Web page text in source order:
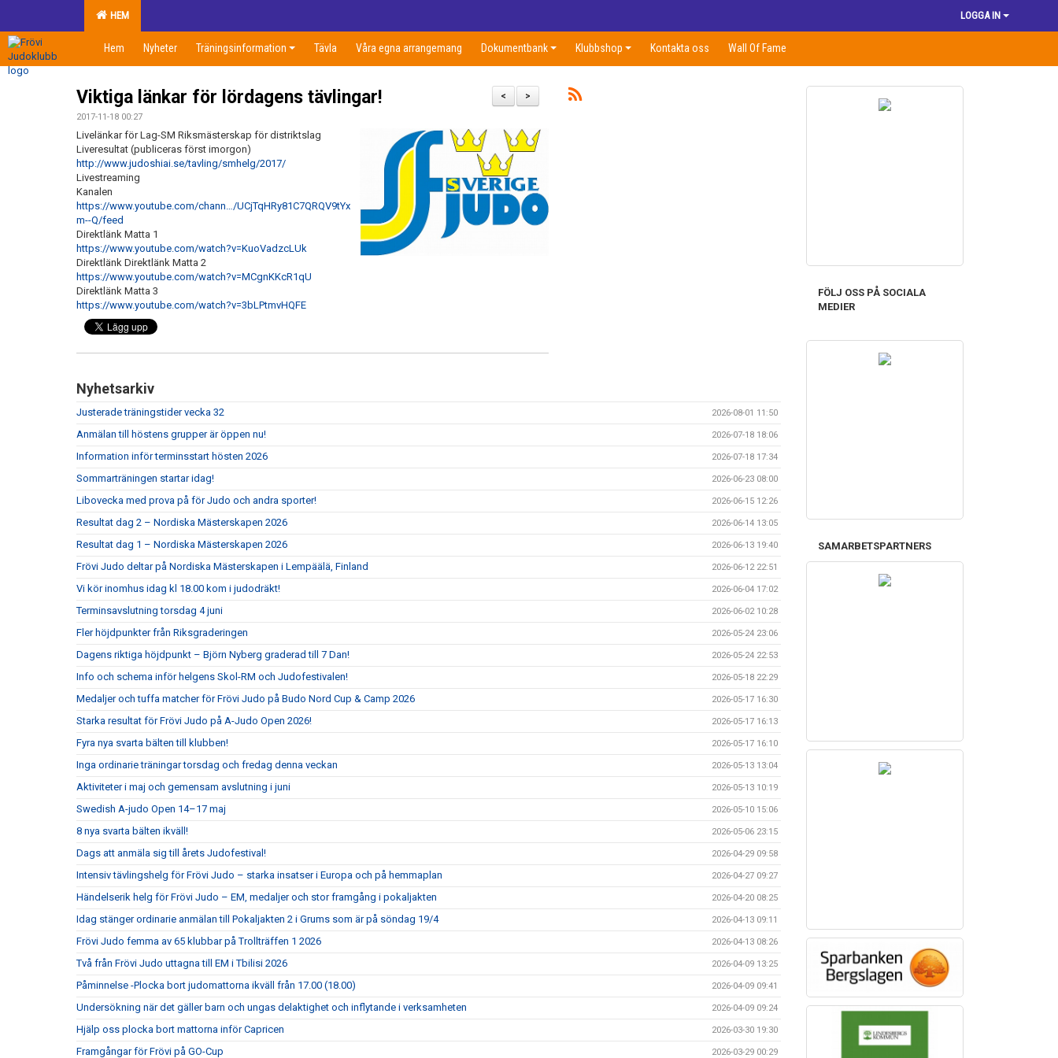
HEM LOGGA IN
Hem Nyheter Träningsinformation Tävla Våra egna arrangemang Dokumentbank Klubbshop Kontakta oss Wall Of Fame
>
<
Viktiga länkar för lördagens tävlingar!
2017-11-18 00:27
Livelänkar för Lag-SM Riksmästerskap för distriktslag
Liveresultat (publiceras först imorgon)
http://www.judoshiai.se/tavling/smhelg/2017/
Livestreaming
Kanalen
https://www.youtube.com/chann…/UCjTqHRy81C7QRQV9tYx
m--Q/feed
Direktlänk Matta 1
https://www.youtube.com/watch?v=KuoVadzcLUk
Direktlänk Direktlänk Matta 2
https://www.youtube.com/watch?v=MCgnKKcR1qU
Direktlänk Matta 3
https://www.youtube.com/watch?v=3bLPtmvHQFE
Nyhetsarkiv
Justerade träningstider vecka 32 2026-08-01 11:50
Anmälan till höstens grupper är öppen nu! 2026-07-18 18:06
Information inför terminsstart hösten 2026 2026-07-18 17:34
Sommarträningen startar idag! 2026-06-23 08:00
Libovecka med prova på för Judo och andra sporter! 2026-06-15 12:26
Resultat dag 2 – Nordiska Mästerskapen 2026 2026-06-14 13:05
Resultat dag 1 – Nordiska Mästerskapen 2026 2026-06-13 19:40
Frövi Judo deltar på Nordiska Mästerskapen i Lempäälä, Finland 2026-06-12 22:51
Vi kör inomhus idag kl 18.00 kom i judodräkt! 2026-06-04 17:02
Terminsavslutning torsdag 4 juni 2026-06-02 10:28
Fler höjdpunkter från Riksgraderingen 2026-05-24 23:06
Dagens riktiga höjdpunkt – Björn Nyberg graderad till 7 Dan! 2026-05-24 22:53
Info och schema inför helgens Skol-RM och Judofestivalen! 2026-05-18 22:29
Medaljer och tuffa matcher för Frövi Judo på Budo Nord Cup & Camp 2026 2026-05-17 16:30
Starka resultat för Frövi Judo på A-Judo Open 2026! 2026-05-17 16:13
Fyra nya svarta bälten till klubben! 2026-05-17 16:10
Inga ordinarie träningar torsdag och fredag denna veckan 2026-05-13 13:04
Aktiviteter i maj och gemensam avslutning i juni 2026-05-13 10:19
Swedish A-judo Open 14–17 maj 2026-05-10 15:06
8 nya svarta bälten ikväll! 2026-05-06 23:15
Dags att anmäla sig till årets Judofestival! 2026-04-29 09:58
Intensiv tävlingshelg för Frövi Judo – starka insatser i Europa och på hemmaplan 2026-04-27 09:27
Händelserik helg för Frövi Judo – EM, medaljer och stor framgång i pokaljakten 2026-04-20 08:25
Idag stänger ordinarie anmälan till Pokaljakten 2 i Grums som är på söndag 19/4 2026-04-13 09:11
Frövi Judo femma av 65 klubbar på Trollträffen 1 2026 2026-04-13 08:26
Två från Frövi Judo uttagna till EM i Tbilisi 2026 2026-04-09 13:25
Påminnelse -Plocka bort judomattorna ikväll från 17.00 (18.00) 2026-04-09 09:41
Undersökning när det gäller barn och ungas delaktighet och inflytande i verksamheten 2026-04-09 09:24
Hjälp oss plocka bort mattorna inför Capricen 2026-03-30 19:30
Framgångar för Frövi på GO-Cup 2026-03-29 00:29
FÖLJ OSS PÅ SOCIALA
MEDIER
SAMARBETSPARTNERS